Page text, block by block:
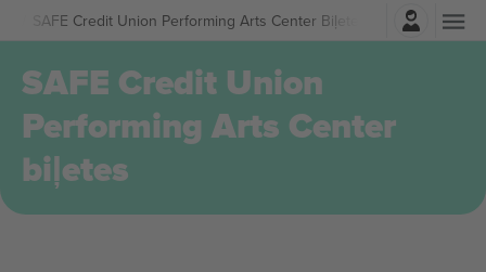
SAFE Credit Union Performing Arts Center Biļetes
Pierakstīties
SAFE Credit Union
Performing Arts Center
biļetes